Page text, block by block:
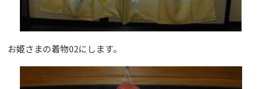
お姫さまの着物02にします。